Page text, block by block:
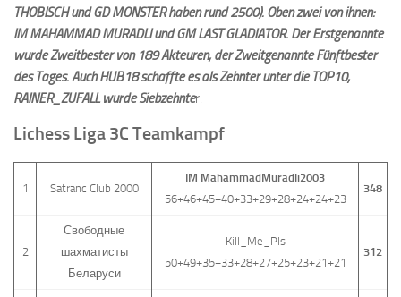
THOBISCH und GD MONSTER haben rund 2500). Oben zwei von ihnen:
IM MAHAMMAD MURADLI und GM LAST GLADIATOR. Der Erstgenannte
wurde Zweitbester von 189 Akteuren, der Zweitgenannte Fünftbester
des Tages. Auch HUB18 schaffte es als Zehnter unter die TOP10,
RAINER_ZUFALL wurde Siebzehnter.
Lichess Liga 3C Teamkampf
1 Satranc Club 2000
IM MahammadMuradli2003
56+46+45+40+33+29+28+24+24+23
348
2
Свободные
шахматисты
Беларуси
Kill_Me_Pls
50+49+35+33+28+27+25+23+21+21
312